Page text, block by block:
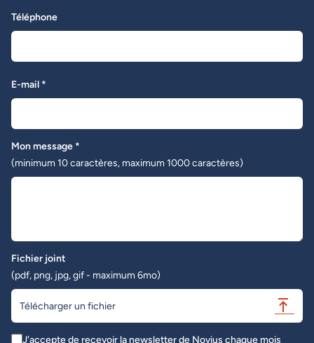
Téléphone
E-mail *
Mon message *
(minimum 10 caractères, maximum 1000 caractères)
Fichier joint
(pdf, png, jpg, gif - maximum 6mo)
Télécharger un fichier
J'accepte de recevoir la newsletter de Novius chaque mois